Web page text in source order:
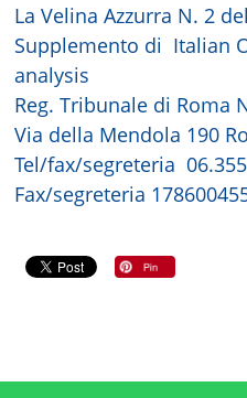
La Velina Azzurra N. 2
Supplemento di Italian
analysis
Reg. Tribunale di Roma
Via della Mendola 190
Tel/fax/segreteria
Fax/segreteria